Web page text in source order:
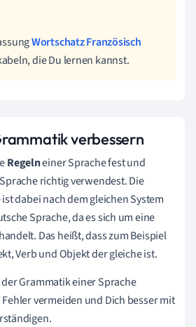
Wortschatz Französisch
die Du lernen kannst.
verbessern
Regelneiner Sprache fest und
richtig verwendest. Die
dabei nach dem gleichen System
Sprache, da es sich um eine
Das heißt, dass zum Beispiel
Verb und Objekt der gleiche ist.
Grammatik einer Sprache
vermeiden und Dich besser mit